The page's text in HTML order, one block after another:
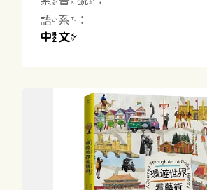
語系：
中文